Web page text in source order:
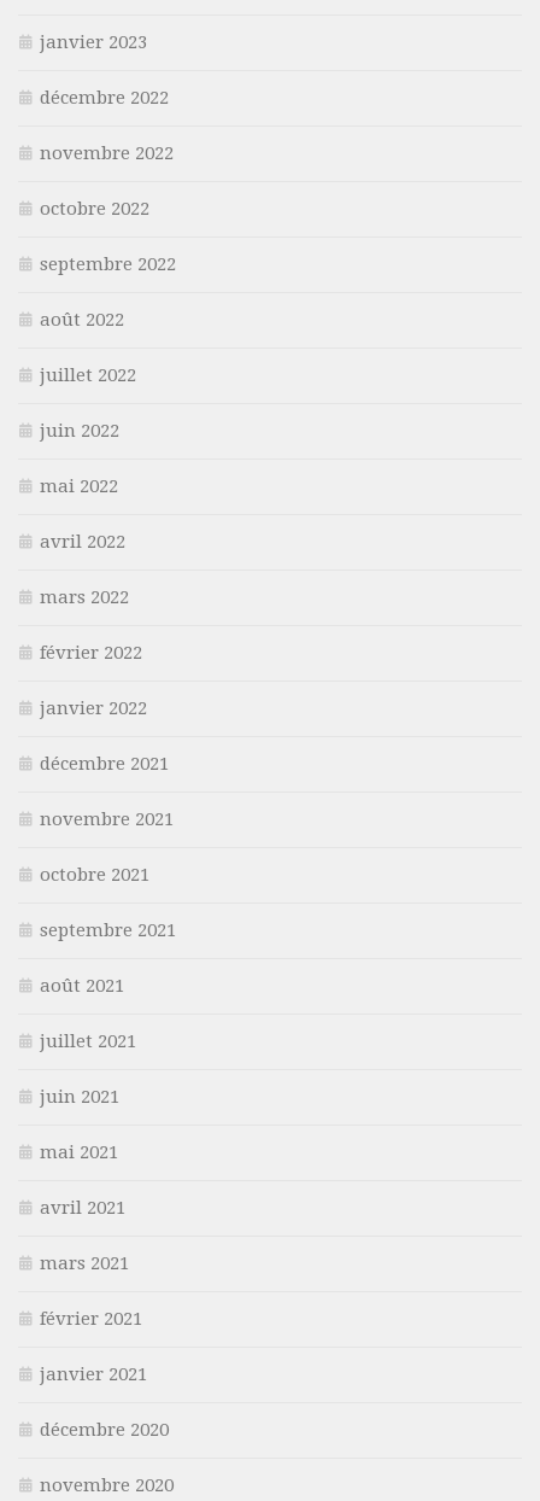
janvier 2023
décembre 2022
novembre 2022
octobre 2022
septembre 2022
août 2022
juillet 2022
juin 2022
mai 2022
avril 2022
mars 2022
février 2022
janvier 2022
décembre 2021
novembre 2021
octobre 2021
septembre 2021
août 2021
juillet 2021
juin 2021
mai 2021
avril 2021
mars 2021
février 2021
janvier 2021
décembre 2020
novembre 2020